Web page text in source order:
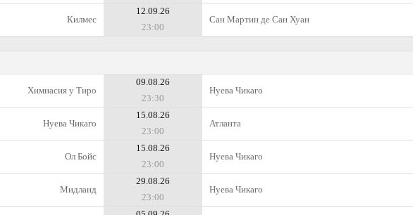
Килмес
12.09.26
23:00
Сан Мартин де Сан Хуан
Химнасия у Тиро
09.08.26
23:30
Нуева Чикаго
Нуева Чикаго
15.08.26
23:00
Атланта
Ол Бойс
15.08.26
23:00
Нуева Чикаго
Мидланд
29.08.26
23:00
Нуева Чикаго